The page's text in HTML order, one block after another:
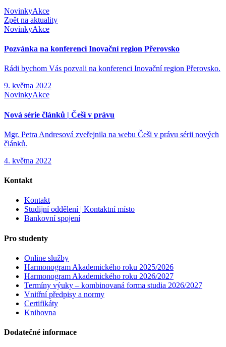
NovinkyAkce
Zpět na aktuality
NovinkyAkce
Pozvánka na konferenci Inovační region Přerovsko
Rádi bychom Vás pozvali na konferenci Inovační region Přerovsko.
9. května 2022
NovinkyAkce
Nová série článků | Češi v právu
Mgr. Petra Andresová zveřejnila na webu Češi v právu sérii nových
článků.
4. května 2022
Kontakt
Kontakt
Studijní oddělení | Kontaktní místo
Bankovní spojení
Pro studenty
Online služby
Harmonogram Akademického roku 2025/2026
Harmonogram Akademického roku 2026/2027
Termíny výuky – kombinovaná forma studia 2026/2027
Vnitřní předpisy a normy
Certifikáty
Knihovna
Dodatečné informace